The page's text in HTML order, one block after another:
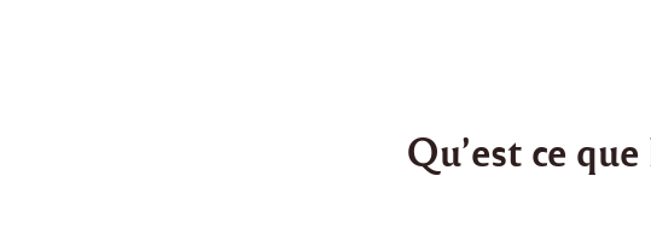
Qu’est ce